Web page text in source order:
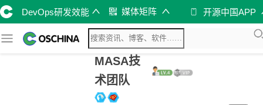
DevOps研发效能 媒体矩阵 开源中国APP
MASA技
术团队